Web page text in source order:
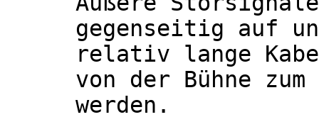
gegenseitig auf
relativ lange
von der Bühne
werden.